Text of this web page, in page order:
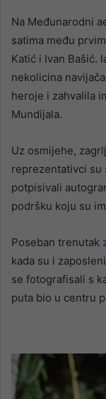
Na Međunarodni
satima među
Katić i Ivan Bašić.
nekolicina
heroje i zahvalila
Mundijala.
Uz osmijehe,
reprezentativci su
potpisivali
podršku koju su
Poseban trenutak
kada su i
se fotografisali s
puta bio u centru